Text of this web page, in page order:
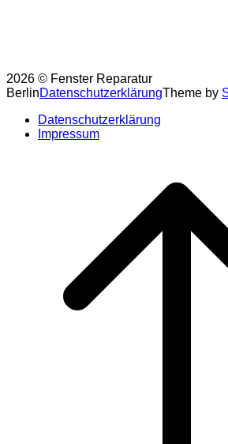
2026 © Fenster Reparatur
BerlinDatenschutzerklärungTheme by
Datenschutzerklärung
Impressum